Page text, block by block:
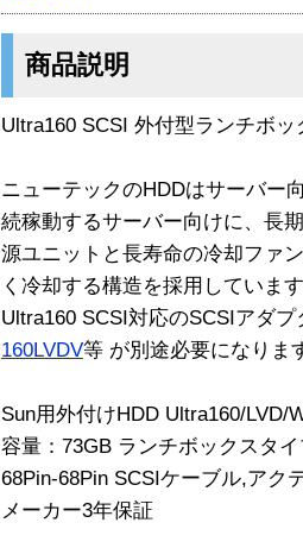
商品説明
Ultra160 SCSI 外付型ランチボ
ニューテックのHDDはサーバー
続稼動するサーバー向けに、長
源ユニットと長寿命の冷却ファ
く冷却する構造を採用していま
Ultra160 SCSI対応のSCSIアダプ
160LVDV等 が別途必要になりま
Sun用外付けHDD Ultra160/LVD/
容量：73GB ランチボックスタ
68Pin-68Pin SCSIケーブル,アク
メーカー3年保証